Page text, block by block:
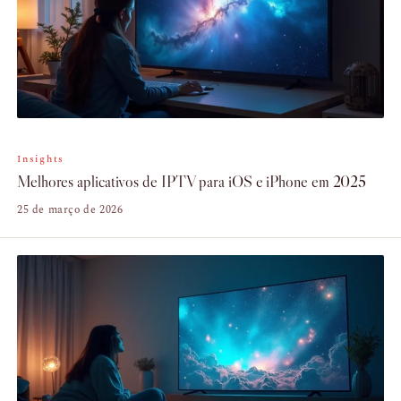
Insights
Melhores aplicativos de IPTV para iOS e iPhone em 2025
25 de março de 2026